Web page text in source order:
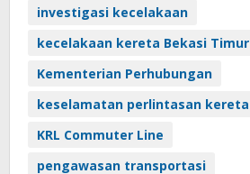
investigasi kecelakaan
kecelakaan kereta Bekasi Timur
Kementerian Perhubungan
keselamatan perlintasan kereta
KRL Commuter Line
pengawasan transportasi